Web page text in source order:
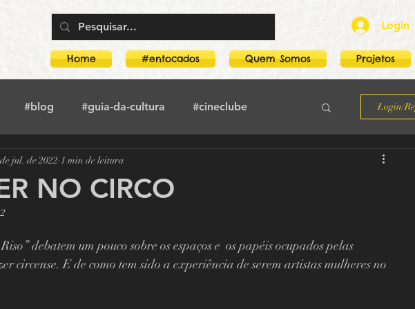
Login
Home #entocados Quem Somos Projetos
#blog #guia-da-cultura #cineclube
no-crimeia #literatura
Mostra O amor, a morte e as paixões
Login/
NO CIRCO
jul. de 2022 1 min de leitura
debatem um pouco sobre os espaços e  os papéis ocupados pelas
circense. E de como tem sido a experiência de serem artistas mulheres no